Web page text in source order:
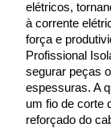
elétricos,
à corrente
força e
Profissional
segurar peças
espessuras. A
um fio de corte
reforçado do